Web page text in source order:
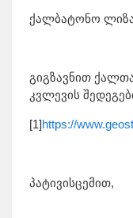
ქალბატონო
გიგზავნით
კვლევის
[1]https://
პატივისცემით,